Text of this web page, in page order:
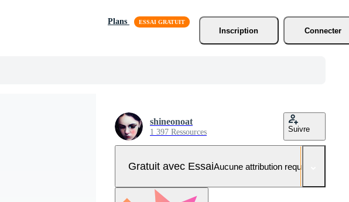
Plans
Inscription
Connecter
shineonoat
1 397 Ressources Suivre
Gratuit avec EssaiAucune attribution requise